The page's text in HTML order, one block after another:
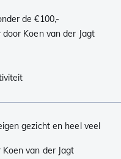
de €100,-
Koen van der Jagt
gezicht en heel veel
van der Jagt